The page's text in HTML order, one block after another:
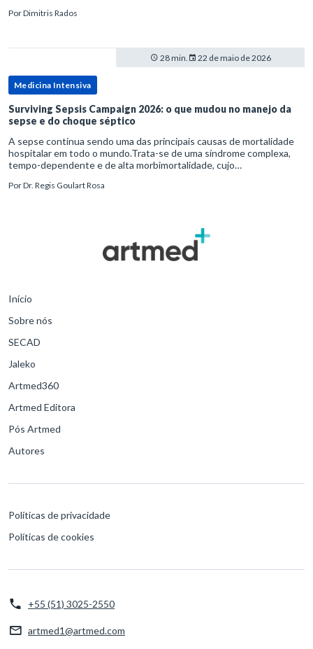
PorDimitris Rados
28 min. 22 de maio de 2026
Medicina Intensiva
Surviving Sepsis Campaign 2026: o que mudou no manejo da
sepse e do choque séptico
A sepse continua sendo uma das principais causas de mortalidade
hospitalar em todo o mundo.Trata-se de uma síndrome complexa,
tempo-dependente e de alta morbimortalidade, cujo
para o desfe
PorDr. Regis Goulart Rosa
Início
Sobre nós
SECAD
Jaleko
Artmed360
Artmed Editora
Pós Artmed
Autores
Políticas de privacidade
Políticas de cookies
+55 (51) 3025-2550
artmed1@artmed.com